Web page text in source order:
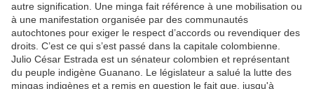
autre signification. Une minga fait référence à une mobilisation ou
à une manifestation organisée par des communautés
autochtones pour exiger le respect d’accords ou revendiquer des
droits. C’est ce qui s’est passé dans la capitale colombienne.
Julio César Estrada est un sénateur colombien et représentant
du peuple indigène Guanano. Le législateur a salué la lutte des
mingas indigènes et a remis en question le fait que, jusqu'à